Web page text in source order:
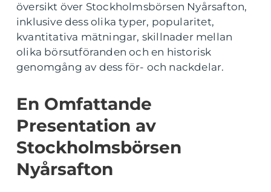
översikt över Stockholmsbörsen Nyårsafton,
inklusive dess olika typer, popularitet,
kvantitativa mätningar, skillnader mellan
olika börsutföranden och en historisk
genomgång av dess för- och nackdelar.
En Omfattande
Presentation av
Stockholmsbörsen
Nyårsafton